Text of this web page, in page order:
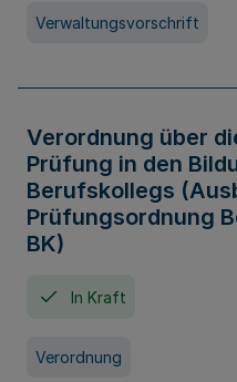
Verwaltungsvorschrift
Verordnung über
Prüfung in den
Berufskollegs
Prüfungsordnung
BK)
In Kraft
Verordnung